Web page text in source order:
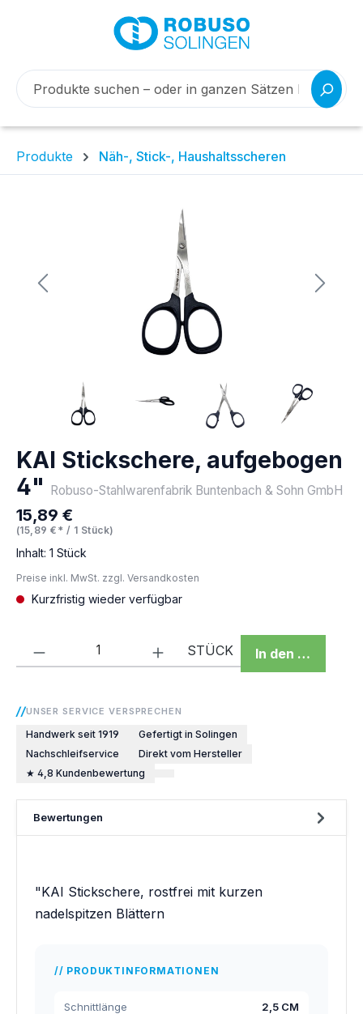
Produkte Näh-, Stick-, Haushaltsscheren
KAI Stickschere, aufgebogen
4" Robuso-Stahlwarenfabrik Buntenbach & Sohn GmbH
Regulärer Preis:
15,89 €
(15,89 €* / 1 Stück)
Inhalt: 1 Stück
Preise inkl. MwSt. zzgl. Versandkosten
Kurzfristig wieder verfügbar
Produkt Anzahl: Gib den
STÜCK In den
UNSER SERVICE VERSPRECHEN
Handwerk seit 1919
Gefertigt in Solingen
Nachschleifservice
Direkt vom Hersteller
★ 4,8 Kundenbewertung
Bewertungen
"KAI Stickschere, rostfrei mit kurzen
nadelspitzen Blättern
PRODUKTINFORMATIONEN
Schnittlänge 2,5 CM